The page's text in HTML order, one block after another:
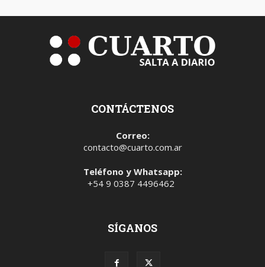
CONTÁCTENOS
Correo:
contacto@cuarto.com.ar
Teléfono y Whatsapp:
+54 9 0387 4496462
SÍGANOS